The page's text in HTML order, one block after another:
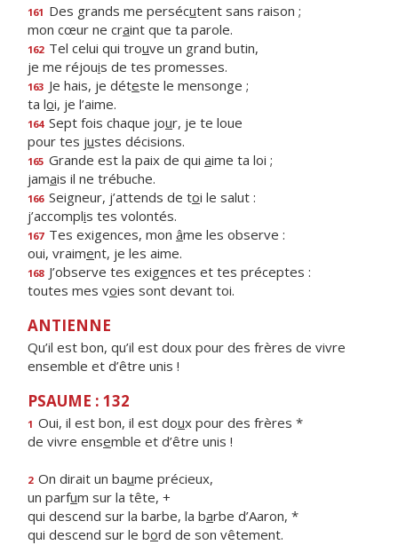
161 Des grands me persécutent sans raison ;
mon cœur ne craint que ta parole.
162 Tel celui qui trouve un grand butin,
je me réjouis de tes promesses.
163 Je hais, je déteste le mensonge ;
ta loi, je l’aime.
164 Sept fois chaque jour, je te loue
pour tes justes décisions.
165 Grande est la paix de qui aime ta loi ;
jamais il ne trébuche.
166 Seigneur, j’attends de toi le salut :
j’accomplis tes volontés.
167 Tes exigences, mon âme les observe :
oui, vraiment, je les aime.
168 J’observe tes exigences et tes préceptes :
toutes mes voies sont devant toi.
ANTIENNE
Qu’il est bon, qu’il est doux pour des frères de vivre
ensemble et d’être unis !
PSAUME : 132
1 Oui, il est bon, il est doux pour des frères *
de vivre ensemble et d’être unis !
2 On dirait un baume précieux,
un parfum sur la tête, +
qui descend sur la barbe, la barbe d’Aaron, *
qui descend sur le bord de son vêtement.